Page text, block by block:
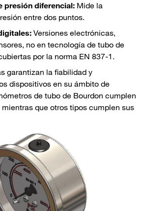
presión diferencial: Mide la
entre dos puntos.
Versiones electrónicas,
no en tecnología de tubo de
por la norma EN 837-1.
garantizan la fiabilidad y
dispositivos en su ámbito de
de tubo de Bourdon cumplen
que otros tipos cumplen sus